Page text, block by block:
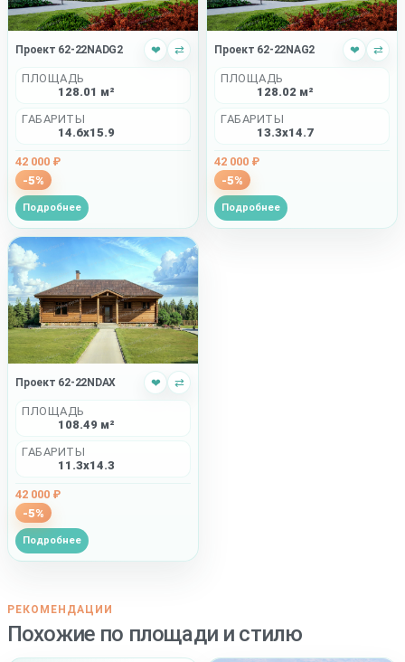
Проект 62-22NADG2 ❤ ⇄
ПЛОЩАДЬ
128.01 м²
ГАБАРИТЫ
14.6x15.9
42 000 ₽
-5%
Подробнее
Проект 62-22NAG2 ❤ ⇄
ПЛОЩАДЬ
128.02 м²
ГАБАРИТЫ
13.3x14.7
42 000 ₽
-5%
Подробнее
Проект 62-22NDAX ❤ ⇄
ПЛОЩАДЬ
108.49 м²
ГАБАРИТЫ
11.3x14.3
42 000 ₽
-5%
Подробнее
РЕКОМЕНДАЦИИ
Похожие по площади и стилю